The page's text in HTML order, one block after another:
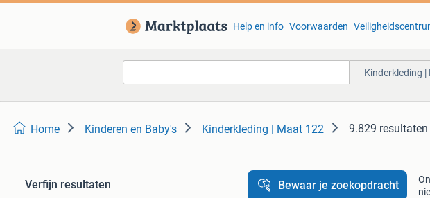
Help en info Voorwaarden
Kinderkleding |
Home Kinderen en Baby's Kinderkleding | Maat 122 9.829 resultaten
Verfijn resultaten
Bewaar je zoekopdracht